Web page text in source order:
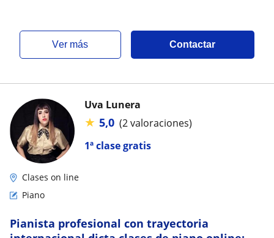
ver más Contactar
1ª clase gratis
Uva Lunera
★ 5,0 (2 valoraciones)
Clases on line
Piano
Pianista profesional con trayectoria